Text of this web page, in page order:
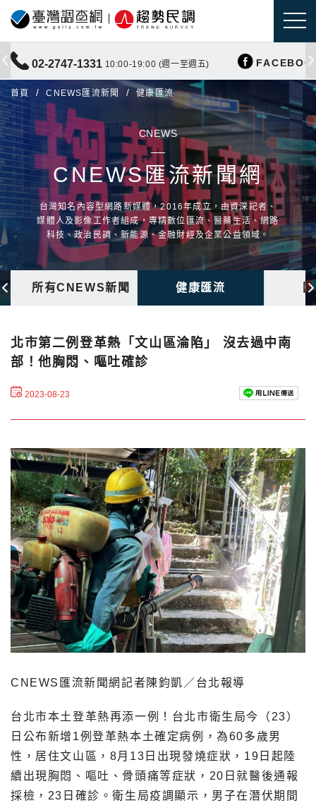
02-2747-1331 10:00-19:00 (週一至週五)
首頁 CNEWS匯流新聞 健康匯流
CNEWS
CNEWS匯流新聞網
台灣知名內容型網路新媒體，2016年成立，由資深記者、
媒體人及影像工作者組成，專精數位匯流、醫藥生活、網路
科技、政治民調、新能源、金融財經及企業公益領域。
所有CNEWS新聞 健康匯流
北市第二例登革熱「文山區淪陷」 沒去過中南
部！他胸悶、嘔吐確診
2023-08-23
CNEWS匯流新聞網記者陳鈞凱／台北報導
台北市本土登革熱再添一例！台北市衛生局今（23）
日公布新增1例登革熱本土確定病例，為60多歲男
性，居住文山區，8月13日出現發燒症狀，19日起陸
續出現胸悶、嘔吐、骨頭痛等症狀，20日就醫後通報
採檢，23日確診。衛生局疫調顯示，男子在潛伏期間